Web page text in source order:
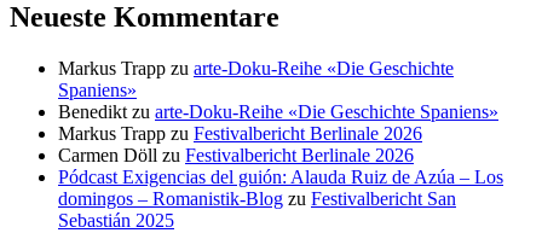
Neueste Kommentare
Markus Trapp zu arte-Doku-Reihe «Die Geschichte
Spaniens»
Benedikt zu arte-Doku-Reihe «Die Geschichte Spaniens»
Markus Trapp zu Festivalbericht Berlinale 2026
Carmen Döll zu Festivalbericht Berlinale 2026
Pódcast Exigencias del guión: Alauda Ruiz de Azúa – Los
domingos – Romanistik-Blog zu Festivalbericht San
Sebastián 2025